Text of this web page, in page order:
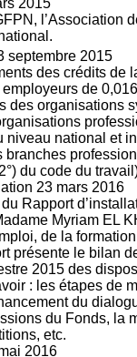
2015
l’Association
septembre 2015
des crédits de
de
des organisations
niveau national et
branches
du code du
23 mars 2016
Rapport
Myriam EL
de la
présente le bilan
2015 des
: les étapes de
du
du Fonds, la
etc.
2016